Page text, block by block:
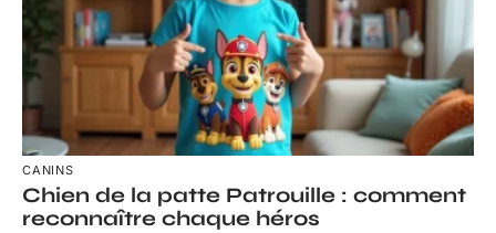
CANINS
Chien de la patte Patrouille : comment
reconnaître chaque héros